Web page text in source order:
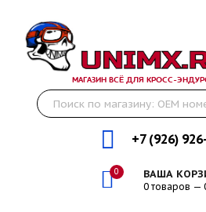
МАГАЗИН ВСЁ ДЛЯ КРОСС-
+7 (926)
0 ВАША
0 товаров —